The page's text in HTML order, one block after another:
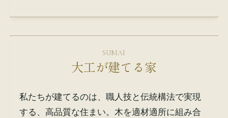
SUMAI
大工が建てる家
私たちが建てるのは、職人技と伝統構法で実現
する、高品質な住まい。木を適材適所に組み合